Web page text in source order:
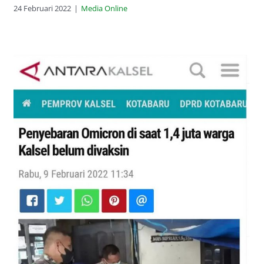
24 Februari 2022 | Media Online
Penyebaran Omicron di Saat 1,4
Juta Warga Kalsel Belum Divaksin
)Antara, 9 Februari 2022)